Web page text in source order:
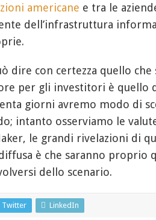
americane e tra le
dell’infrastruttura
dire con certezza quello che
per gli investitori è quello
giorni avremo modo di
intanto osserviamo le
le grandi rivelazioni di
è che saranno proprio
dello scenario.
Twitter LinkedIn